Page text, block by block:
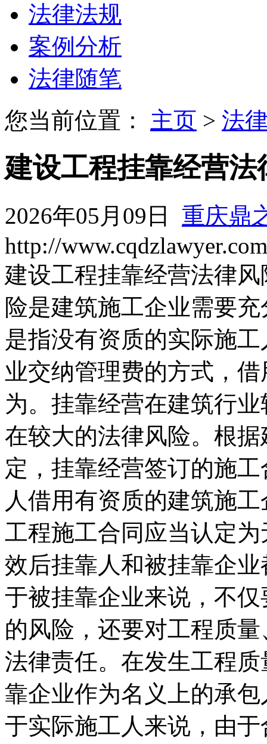
法律法规
案例分析
法律随笔
您当前位置： 主页 > 法
建设工程挂靠经营法
2026年05月09日 重庆鼎
http://www.cqdzlawyer.com
建设工程挂靠经营法律
险是建筑施工企业需要
是指没有资质的实际施
业交纳管理费的方式，
为。挂靠经营在建筑行
在较大的法律风险。根
定，挂靠经营签订的施
人借用有资质的建筑施
工程施工合同应当认定
效后挂靠人和被挂靠企
于被挂靠企业来说，不
的风险，还要对工程质
法律责任。在发生工程
靠企业作为名义上的承
于实际施工人来说，由